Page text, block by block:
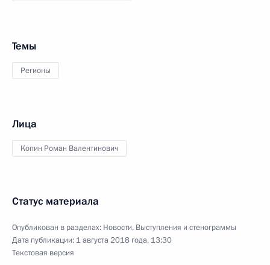
Темы
Регионы
Лица
Копин Роман Валентинович
Статус материала
Опубликован в разделах: Новости, Выступления и стенограммы
Дата публикации: 1 августа 2018 года, 13:30
Текстовая версия